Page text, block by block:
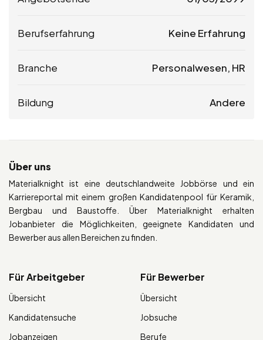
Berufserfahrung Keine Erfahrung
Branche Personalwesen, HR
Bildung Andere
Über uns
Materialknight ist eine deutschlandweite Jobbörse und ein
Karriereportal mit einem großen Kandidatenpool für Keramik,
Bergbau und Baustoffe. Über Materialknight erhalten
Jobanbieter die Möglichkeiten, geeignete Kandidaten und
Bewerber aus allen Bereichen zu finden.
Für Arbeitgeber
Übersicht
Kandidatensuche
Jobanzeigen
Für Bewerber
Übersicht
Jobsuche
Berufe